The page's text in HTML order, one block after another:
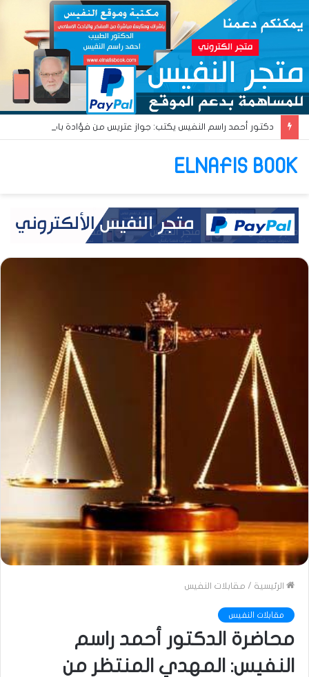
ELNAFIS BOOK
الرئيسية / مقابلات النفيس
مقابلات النفيس
محاضرة الدكتور أحمد راسم
النفيس: المهدي المنتظر من